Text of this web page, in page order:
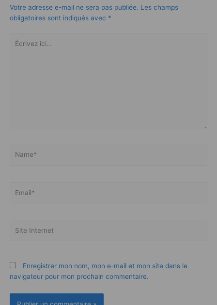
Votre adresse e-mail ne sera pas publiée. Les champs
obligatoires sont indiqués avec *
ici…
Internet
Enregistrer mon nom, mon e-mail et mon site dans le
navigateur pour mon prochain commentaire.